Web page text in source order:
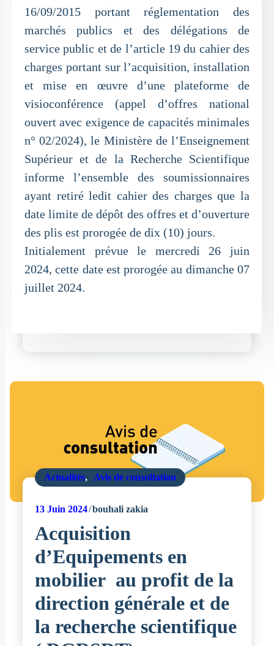
16/09/2015 portant réglementation des
marchés publics et des délégations de
service public et de l’article 19 du cahier des
charges portant sur l’acquisition, installation
et mise en œuvre d’une plateforme de
visioconférence (appel d’offres national
ouvert avec exigence de capacités minimales
n° 02/2024), le Ministère de l’Enseignement
Supérieur et de la Recherche Scientifique
informe l’ensemble des soumissionnaires
ayant retiré ledit cahier des charges que la
date limite de dépôt des offres et d’ouverture
des plis est prorogée de dix (10) jours.
Initialement prévue le mercredi 26 juin
2024, cette date est prorogée au dimanche 07
juillet 2024.
Actualités, Avis de consultation
13Juin 2024 bouhali zakia
Acquisition
d’Equipements en
mobilier au profit de la
direction générale et de
la recherche scientifique